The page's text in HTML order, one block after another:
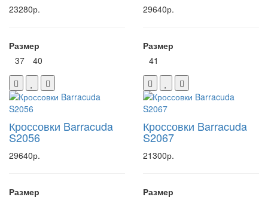
23280р.
Размер
37
40
29640р.
Размер
41
Кроссовки Barracuda
S2056
29640р.
Размер
Кроссовки Barracuda
S2067
21300р.
Размер